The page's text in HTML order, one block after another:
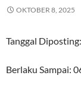
OKTOBER 8, 2025
Tanggal Diposting:
Berlaku Sampai: